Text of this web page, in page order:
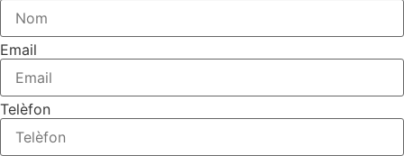
Email
Telèfon